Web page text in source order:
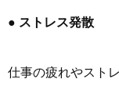
● ストレス発散
仕事の疲れやスト